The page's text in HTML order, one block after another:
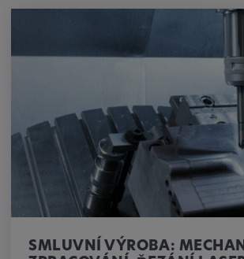
SMLUVNÍ VÝROBA: